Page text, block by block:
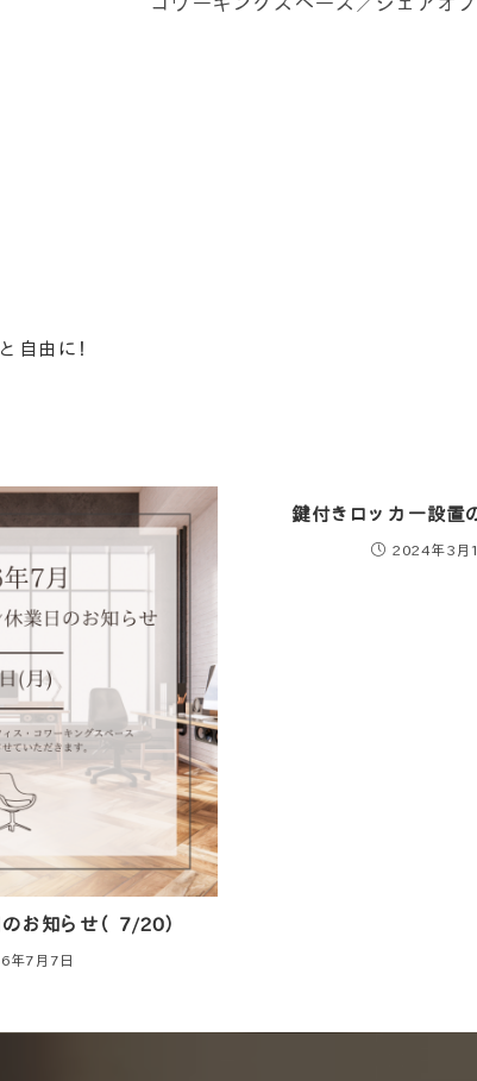
自由に！
お知らせ（7/20）
年7月7日
鍵付きロッカー設置
2024年3月